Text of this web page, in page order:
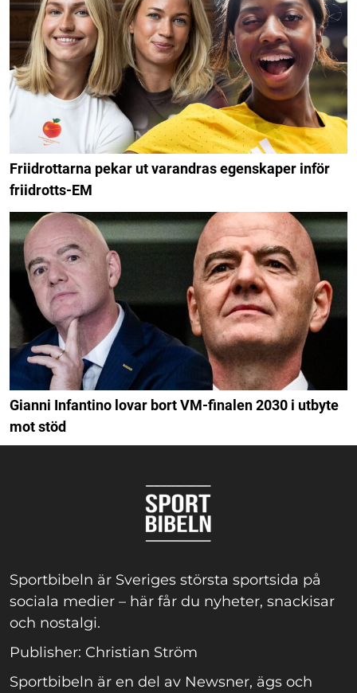
Friidrottarna pekar ut varandras egenskaper inför
friidrotts-EM
Gianni Infantino lovar bort VM-finalen 2030 i utbyte
mot stöd
Sportbibeln är Sveriges största sportsida på
sociala medier – här får du nyheter, snackisar
och nostalgi.
Publisher: Christian Ström
Sportbibeln är en del av Newsner, ägs och